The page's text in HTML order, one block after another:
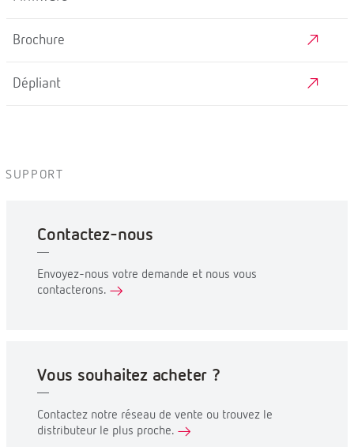
Brochure
Dépliant
SUPPORT
Contactez-nous
Envoyez-nous votre demande et nous vous
contacterons.
Vous souhaitez acheter ?
Contactez notre réseau de vente ou trouvez le
distributeur le plus proche.